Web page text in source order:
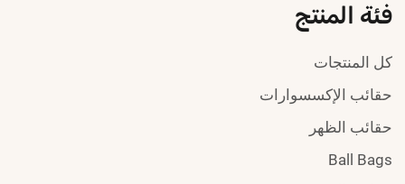
فئة المنتج
كل المنتجات
حقائب الإكسسوارات
حقائب الظهر
Ball Bags